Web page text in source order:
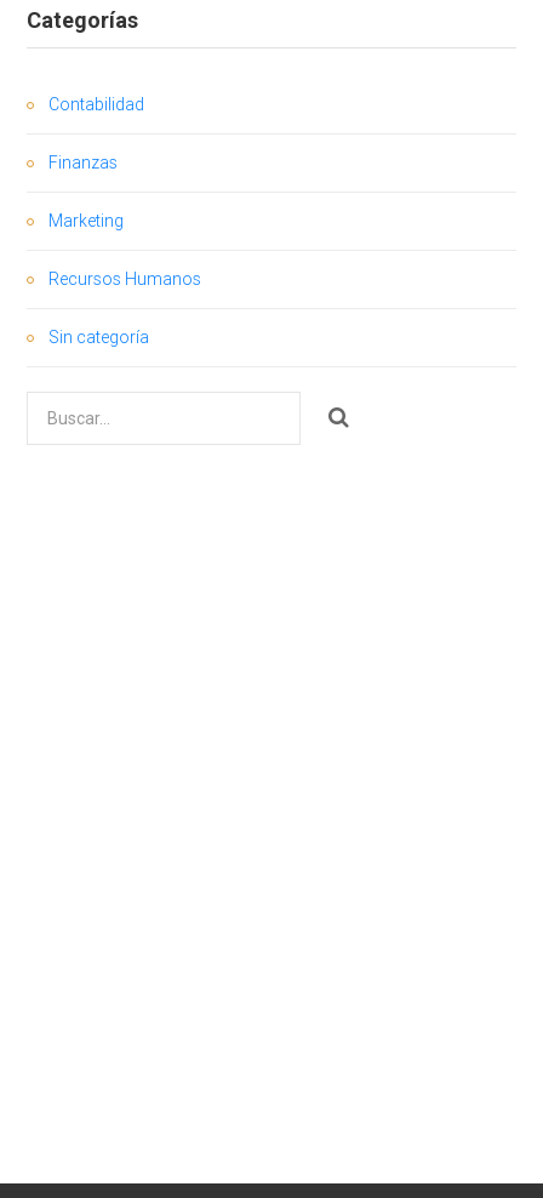
Categorías
Contabilidad
Finanzas
Marketing
Recursos Humanos
Sin categoría
por: